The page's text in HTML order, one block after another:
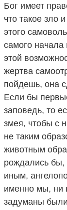
Бог имеет
что такое зло
этого
самого начала
этой
жертва
пойдешь, она
Если бы
заповедь, то
змея, чтобы с
не таким
животным
рождались бы,
иным,
именно мы, ни
задуманы